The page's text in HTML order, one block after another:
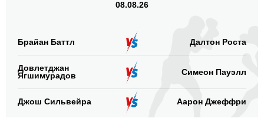
08.08.26
Брайан Баттл Далтон Роста
Довлетджан
Ягшимурадов
Симеон Пауэлл
Джош Сильвейра Аарон Джеффри